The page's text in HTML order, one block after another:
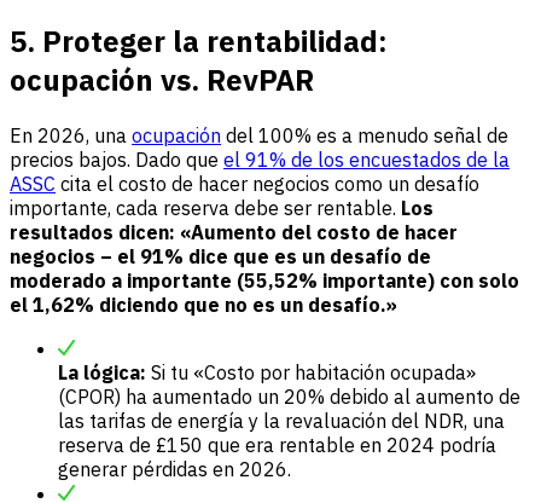
5. Proteger la rentabilidad:
ocupación vs. RevPAR
En 2026, una ocupación del 100% es a menudo señal de
precios bajos. Dado que el 91% de los encuestados de la
ASSC cita el costo de hacer negocios como un desafío
importante, cada reserva debe ser rentable. Los
resultados dicen: «Aumento del costo de hacer
negocios – el 91% dice que es un desafío de
moderado a importante (55,52% importante) con solo
el 1,62% diciendo que no es un desafío.»
La lógica: Si tu «Costo por habitación ocupada»
(CPOR) ha aumentado un 20% debido al aumento de
las tarifas de energía y la revaluación del NDR, una
reserva de £150 que era rentable en 2024 podría
generar pérdidas en 2026.